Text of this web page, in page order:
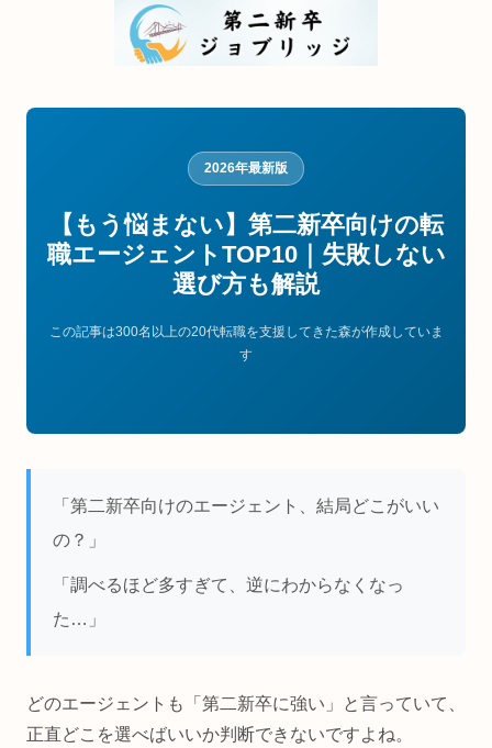
2026年最新版
【もう悩まない】第二新卒向けの転
職エージェントTOP10｜失敗しない
選び方も解説
この記事は300名以上の20代転職を支援してきた森が作成していま
す
「第二新卒向けのエージェント、結局どこがいい
の？」
「調べるほど多すぎて、逆にわからなくなっ
た…」
どのエージェントも「第二新卒に強い」と言っていて、
正直どこを選べばいいか判断できないですよね。